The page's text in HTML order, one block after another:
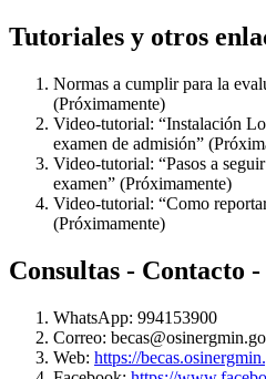
Tutoriales y otros
Normas a cumplir para la
(Próximamente)
Video-tutorial: “Instalación
examen de admisión”
Video-tutorial: “Pasos a
examen” (Próximamente)
Video-tutorial: “Como
(Próximamente)
Consultas - Contacto
WhatsApp: 994153900
Correo:
Web: https://